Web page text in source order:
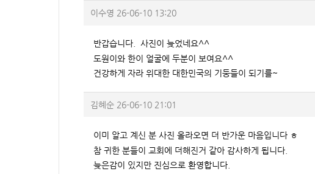
이수영 26-06-10 13:20
반갑습니다. 사진이 늦었네요^^
도원이와 한이 얼굴에 두분이 보여요^^
건강하게 자라 위대한 대한민국의 기둥들이 되기를~
김혜순 26-06-10 21:01
이미 알고 계신 분 사진 올라오면 더 반가운 마음입니다 ㅎ
참 귀한 분들이 교회에 더해진거 같아 감사하게 됩니다.
늦은감이 있지만 진심으로 환영합니다.